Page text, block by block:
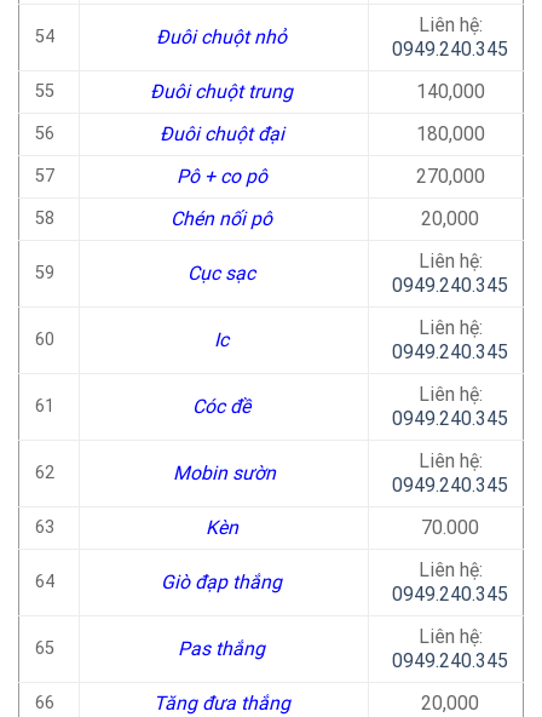
54 Đuôi chuột nhỏ
Liên hệ:
0949.240.345
55 Đuôi chuột trung 140,000
56 Đuôi chuột đại 180,000
57 Pô + co pô 270,000
58 Chén nối pô 20,000
59 Cục sạc
Liên hệ:
0949.240.345
60 Ic
Liên hệ:
0949.240.345
61 Cóc đề
Liên hệ:
0949.240.345
62 Mobin sườn
Liên hệ:
0949.240.345
63 Kèn 70.000
64 Giò đạp thắng
Liên hệ:
0949.240.345
65 Pas thắng
Liên hệ:
0949.240.345
66 Tăng đưa thắng 20,000